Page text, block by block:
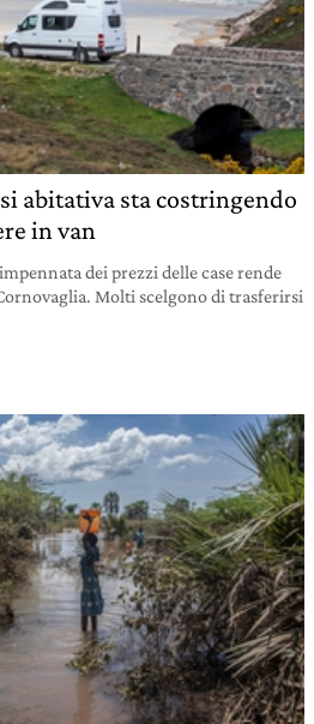
abitativa sta costringendo
in van
dei prezzi delle case rende
Molti scelgono di trasferirsi